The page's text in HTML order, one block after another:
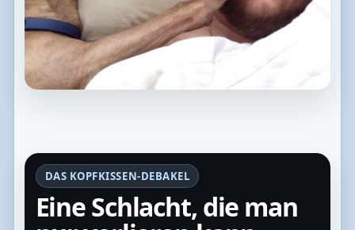
DAS KOPFKISSEN-DEBAKEL
Eine Schlacht, die man